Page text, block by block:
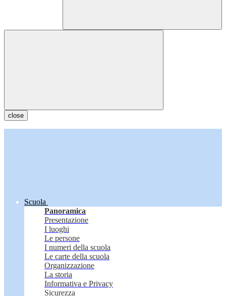
close
Scuola
Panoramica
Presentazione
I luoghi
Le persone
I numeri della scuola
Le carte della scuola
Organizzazione
La storia
Informativa e Privacy
Sicurezza